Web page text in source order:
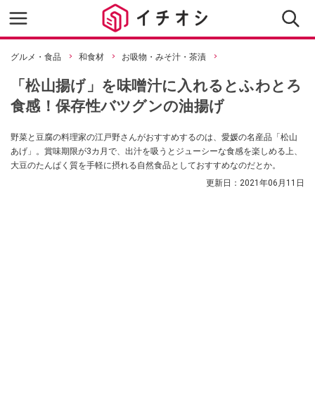
グルメ・食品 和食材 お吸物・みそ汁・茶漬
「松山揚げ」を味噌汁に入れるとふわとろ
食感！保存性バツグンの油揚げ
野菜と豆腐の料理家の江戸野さんがおすすめするのは、愛媛の名産品「松山
あげ」。賞味期限が3カ月で、出汁を吸うとジューシーな食感を楽しめる上、
大豆のたんぱく質を手軽に摂れる自然食品としておすすめなのだとか。
更新日： 2021年06月11日